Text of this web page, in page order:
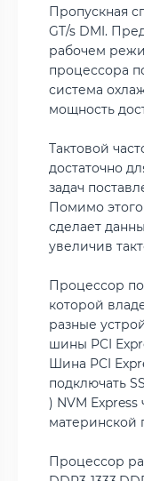
Пропускная
GT/s DMI.
рабочем
процессора
система
мощность
Тактовой
достаточно
задач
Помимо этого
сделает
увеличив
Процессор
которой
разные
шины PCI
Шина PCI
подключать
) NVM
материнской
Процессор